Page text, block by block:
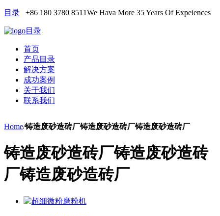
目录 +86 180 3780 8511We Hava More 35 Years Of Expeiences
目录
首页
产品目录
解决方案
成功案例
关于我们
联系我们
Home/铸造废砂造砖厂铸造废砂造砖厂铸造废砂造砖厂
铸造废砂造砖厂铸造废砂造砖
厂铸造废砂造砖厂